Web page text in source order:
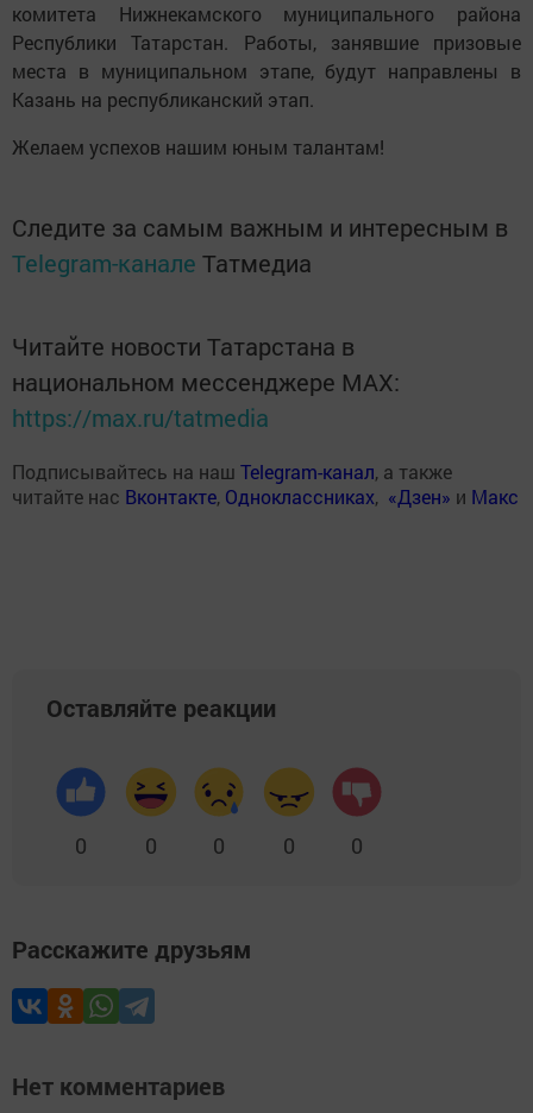
комитета Нижнекамского муниципального района
Республики Татарстан. Работы, занявшие призовые
места в муниципальном этапе, будут направлены в
Казань на республиканский этап.
Желаем успехов нашим юным талантам!
Следите за самым важным и интересным в
Telegram-канале Татмедиа
Читайте новости Татарстана в
национальном мессенджере MАХ:
https://max.ru/tatmedia
Подписывайтесь на наш Telegram-канал, а также
читайте нас Вконтакте, Одноклассниках, «Дзен» и Макс
Оставляйте реакции
0 0 0 0 0
Расскажите друзьям
Нет комментариев